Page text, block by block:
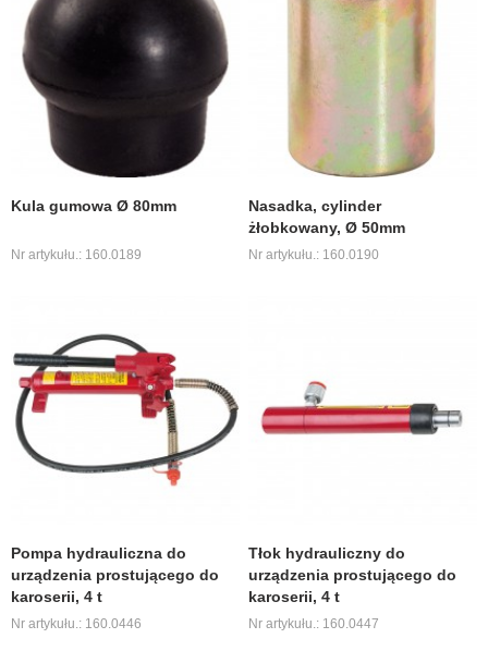
Kula gumowa Ø 80mm
Nr artykułu.: 160.0189
Nasadka, cylinder
żłobkowany, Ø 50mm
Nr artykułu.: 160.0190
Pompa hydrauliczna do
urządzenia prostującego do
karoserii, 4 t
Nr artykułu.: 160.0446
Tłok hydrauliczny do
urządzenia prostującego do
karoserii, 4 t
Nr artykułu.: 160.0447